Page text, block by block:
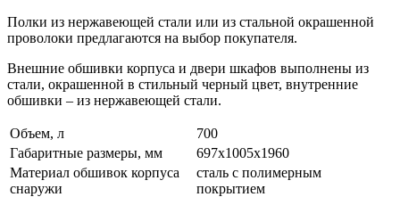
Полки из нержавеющей стали или из стальной окрашенной
проволоки предлагаются на выбор покупателя.
Внешние обшивки корпуса и двери шкафов выполнены из
стали, окрашенной в стильный черный цвет, внутренние
обшивки – из нержавеющей стали.
Объем, л
700
Габаритные размеры, мм
697х1005х1960
Материал обшивок корпуса
снаружи
сталь с полимерным
покрытием